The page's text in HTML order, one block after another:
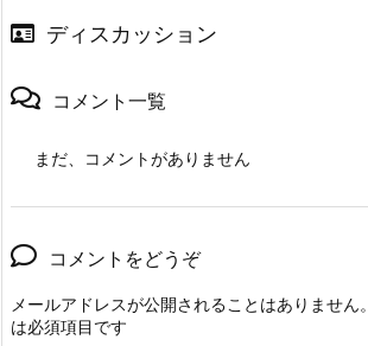
ディスカッション
コメント一覧
まだ、コメントがありません
コメントをどうぞ
メールアドレスが公開されることはありません。
は必須項目です